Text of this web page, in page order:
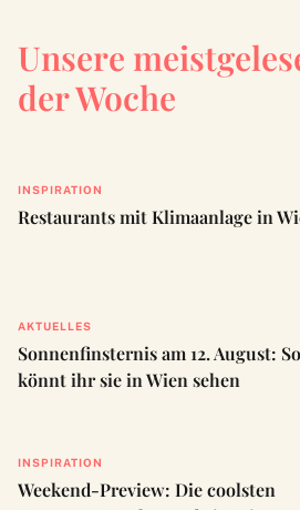
Unsere
der Woche
INSPIRATION
Restaurants mit Klimaanlage in
AKTUELLES
Sonnenfinsternis am 12. August: So
könnt ihr sie in Wien sehen
INSPIRATION
Weekend-Preview: Die coolsten